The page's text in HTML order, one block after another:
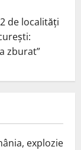
de localități
zburat”
explozie